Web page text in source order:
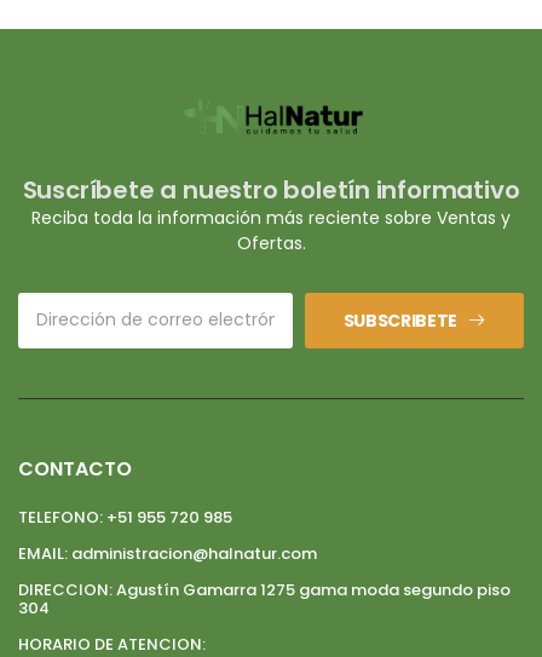
Suscríbete a nuestro boletín informativo
Reciba toda la información más reciente sobre Ventas y
Ofertas.
SUBSCRIBETE
CONTACTO
TELEFONO: +51 955 720 985
EMAIL: administracion@halnatur.com
DIRECCION:Agustín Gamarra 1275 gama moda segundo piso
304
HORARIO DE ATENCION: